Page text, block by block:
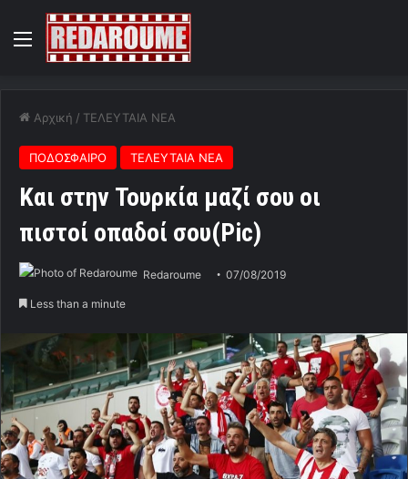
Menu
Αρχική / ΤΕΛΕΥΤΑΙΑ ΝΕΑ
ΠΟΔΟΣΦΑΙΡΟ ΤΕΛΕΥΤΑΙΑ ΝΕΑ
Kαι στην Τουρκία μαζί σου οι
πιστοί οπαδοί σου(Pic)
Redaroume 07/08/2019
Less than a minute